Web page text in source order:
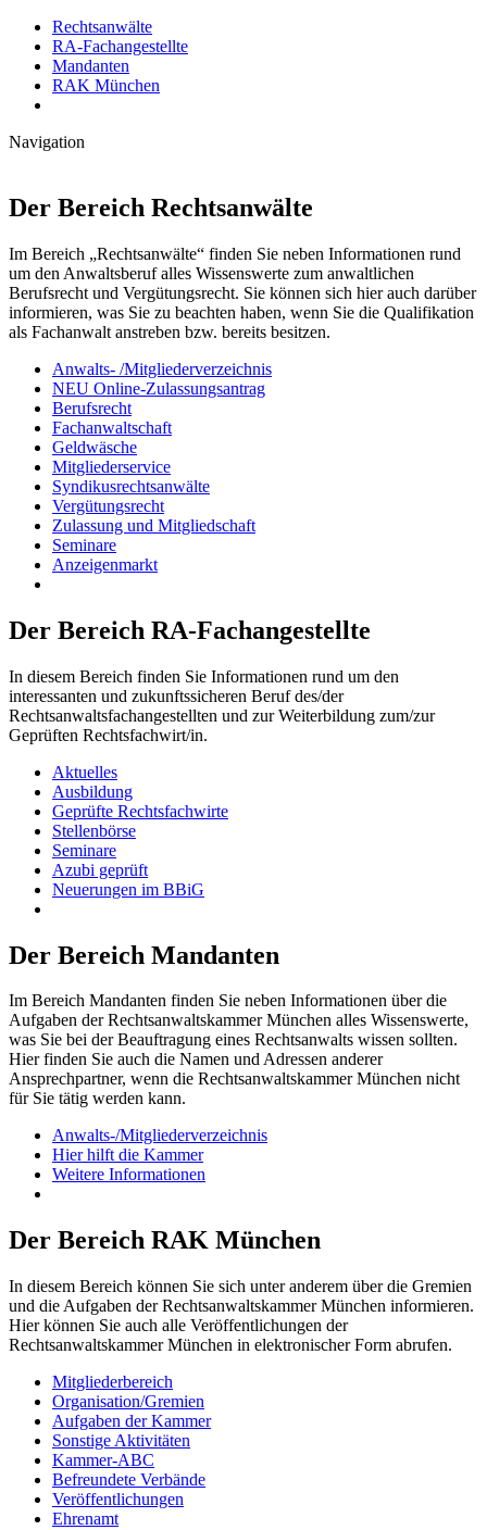
Rechtsanwälte
RA-Fachangestellte
Mandanten
RAK München
Navigation
Der Bereich Rechtsanwälte
Im Bereich „Rechtsanwälte“ finden Sie neben Informationen rund
um den Anwaltsberuf alles Wissenswerte zum anwaltlichen
Berufsrecht und Vergütungsrecht. Sie können sich hier auch darüber
informieren, was Sie zu beachten haben, wenn Sie die Qualifikation
als Fachanwalt anstreben bzw. bereits besitzen.
Anwalts- /Mitgliederverzeichnis
NEU Online-Zulassungsantrag
Berufsrecht
Fachanwaltschaft
Geldwäsche
Mitgliederservice
Syndikusrechtsanwälte
Vergütungsrecht
Zulassung und Mitgliedschaft
Seminare
Anzeigenmarkt
Der Bereich RA-Fachangestellte
In diesem Bereich finden Sie Informationen rund um den
interessanten und zukunftssicheren Beruf des/der
Rechtsanwaltsfachangestellten und zur Weiterbildung zum/zur
Geprüften Rechtsfachwirt/in.
Aktuelles
Ausbildung
Geprüfte Rechtsfachwirte
Stellenbörse
Seminare
Azubi geprüft
Neuerungen im BBiG
Der Bereich Mandanten
Im Bereich Mandanten finden Sie neben Informationen über die
Aufgaben der Rechtsanwaltskammer München alles Wissenswerte,
was Sie bei der Beauftragung eines Rechtsanwalts wissen sollten.
Hier finden Sie auch die Namen und Adressen anderer
Ansprechpartner, wenn die Rechtsanwaltskammer München nicht
für Sie tätig werden kann.
Anwalts-/Mitgliederverzeichnis
Hier hilft die Kammer
Weitere Informationen
Der Bereich RAK München
In diesem Bereich können Sie sich unter anderem über die Gremien
und die Aufgaben der Rechtsanwaltskammer München informieren.
Hier können Sie auch alle Veröffentlichungen der
Rechtsanwaltskammer München in elektronischer Form abrufen.
Mitgliederbereich
Organisation/Gremien
Aufgaben der Kammer
Sonstige Aktivitäten
Kammer-ABC
Befreundete Verbände
Veröffentlichungen
Ehrenamt